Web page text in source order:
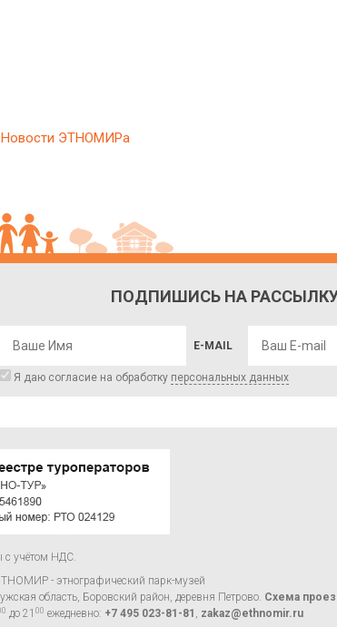
Новости ЭТНОМИРа
ПОДПИШИСЬ НА
E-MAIL
Я даю согласие на обработку персональных данных
с учётом НДС.
- этнографический парк-музей
область, Боровский район, деревня Петрово. Схема
до 21 00 ежедневно: +7 495 023-81-81 , zakaz@ethnomir.ru